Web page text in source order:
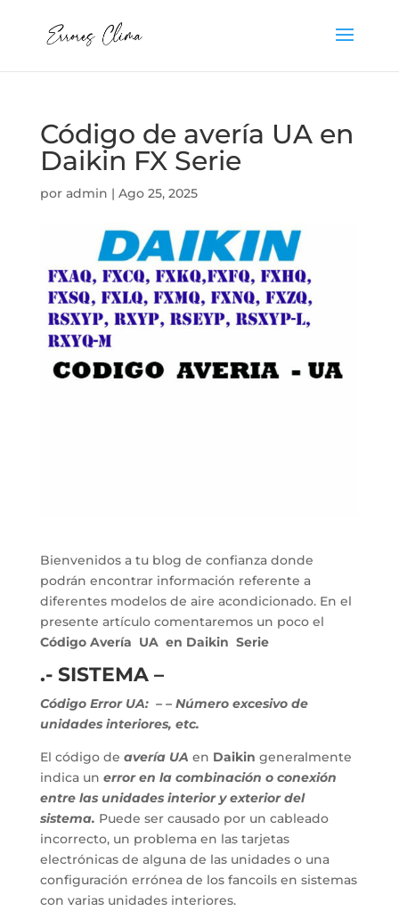
Código de avería UA en
Daikin FX Serie
por admin | Ago 25, 2025
Bienvenidos a tu blog de confianza donde
podrán encontrar información referente a
diferentes modelos de aire acondicionado. En el
presente artículo comentaremos un poco el
Código Avería UA en Daikin Serie
.- SISTEMA –
Código Error UA: –– Número excesivo de
unidades interiores, etc.
El código de avería UA en Daikin generalmente
indica un error en la combinación o conexión
entre las unidades interior y exterior del
sistema. Puede ser causado por un cableado
incorrecto, un problema en las tarjetas
electrónicas de alguna de las unidades o una
configuración errónea de los fancoils en sistemas
con varias unidades interiores.